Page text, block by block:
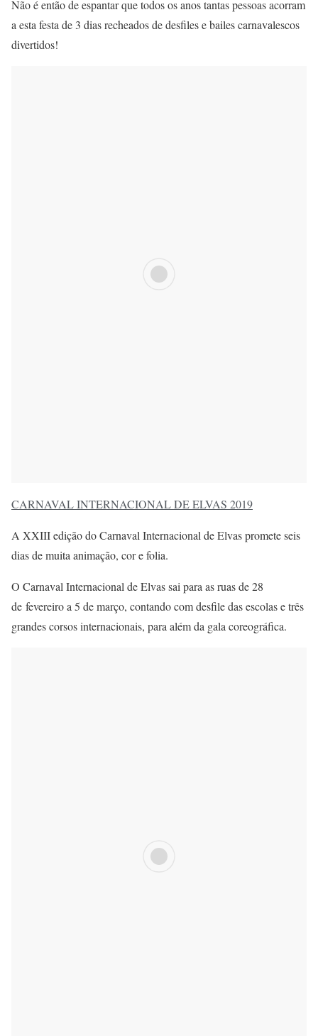
Não é então de espantar que todos os anos tantas pessoas acorram
a esta festa de 3 dias recheados de desfiles e bailes carnavalescos
divertidos!
CARNAVAL INTERNACIONAL DE ELVAS 2019
A XXIII edição do Carnaval Internacional de Elvas promete seis
dias de muita animação, cor e folia.
O Carnaval Internacional de Elvas sai para as ruas de 28
de fevereiro a 5 de março, contando com desfile das escolas e três
grandes corsos internacionais, para além da gala coreográfica.